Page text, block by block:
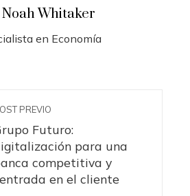
Whitaker
en Economía
PREVIO
Futuro:
para una
competitiva y
en el cliente